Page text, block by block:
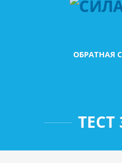
ОБРАТНАЯ